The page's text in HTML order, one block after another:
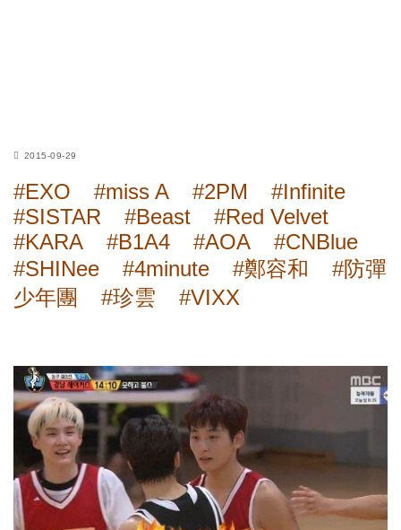
2015-09-29
#EXO #miss A #2PM
#Infinite
#SISTAR
#Beast
#Red Velvet
#KARA
#B1A4 #AOA
#CNBlue
#SHINee
#4minute #鄭容和
#防彈
少年團
#珍雲 #VIXX